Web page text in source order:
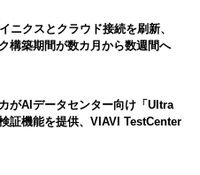
ニクスとクラウド接続を刷新、
構築期間が数カ月から数週間へ
がAIデータセンター向け「Ultra
証機能を提供、VIAVI TestCenter